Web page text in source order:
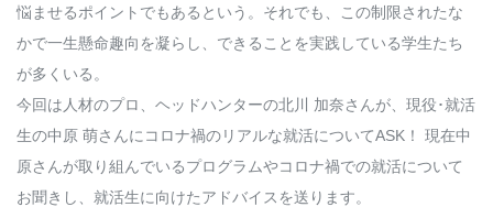
悩ませるポイントでもあるという。それでも、この制限されたな
かで一生懸命趣向を凝らし、できることを実践している学生たち
が多くいる。
今回は人材のプロ、ヘッドハンターの北川 加奈さんが、現役･就活
生の中原 萌さんにコロナ禍のリアルな就活についてASK！ 現在中
原さんが取り組んでいるプログラムやコロナ禍での就活について
お聞きし、就活生に向けたアドバイスを送ります。